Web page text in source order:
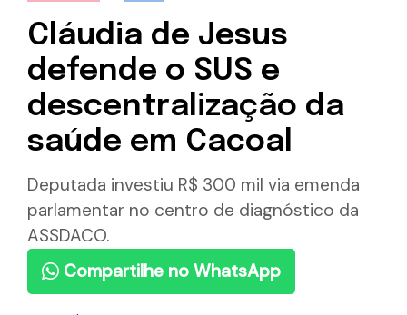
Cláudia de Jesus
defende o SUS e
descentralização da
saúde em Cacoal
Deputada investiu R$ 300 mil via emenda
parlamentar no centro de diagnóstico da
ASSDACO.
Compartilhe no WhatsApp